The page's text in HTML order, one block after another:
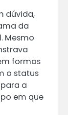
dúvida,
da
Mesmo
formas
o status
a
em que